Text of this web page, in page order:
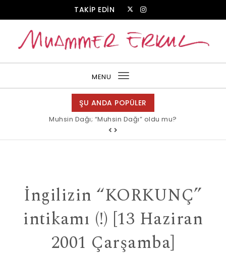
TAKİP EDİN
MENU
Toggle
navigation
ŞU ANDA POPÜLER
Muhsin Dağı; “Muhsin Dağı” oldu mu?
Allah bir, dese sözüne inanır mısın?
İngilizin “KORKUNÇ”
intikamı (!) [13 Haziran
2001 Çarşamba]